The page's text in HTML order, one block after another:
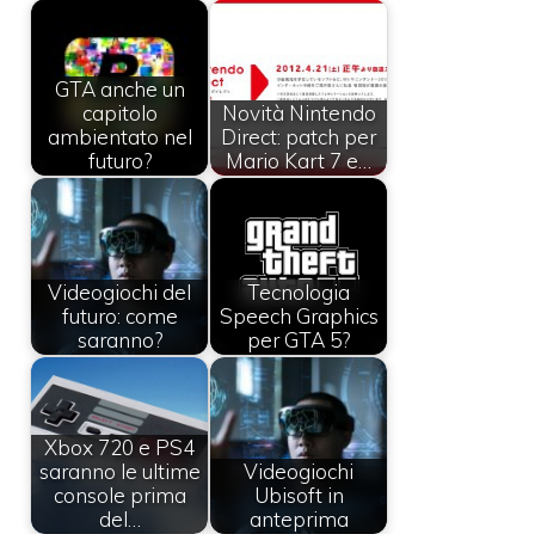
GTA anche un
capitolo
ambientato nel
futuro?
Novità Nintendo
Direct: patch per
Mario Kart 7 e…
Videogiochi del
futuro: come
saranno?
Tecnologia
Speech Graphics
per GTA 5?
Xbox 720 e PS4
saranno le ultime
console prima
del…
Videogiochi
Ubisoft in
anteprima